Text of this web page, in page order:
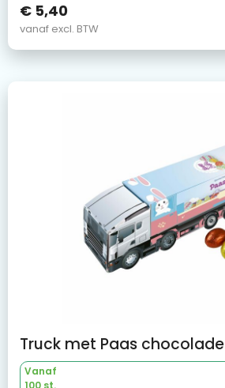
€ 5,40
vanaf excl. BTW
Truck met Paas chocolade
Vanaf